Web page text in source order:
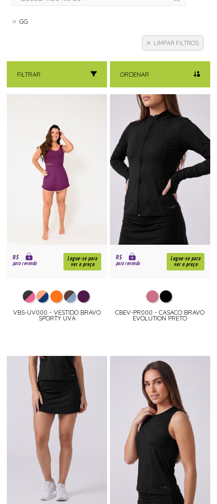
GG
LIMPAR FILTROS
FILTRAR ORDENAR
R$
para revenda
Logue-se para
ver o preço
VBS-UV000 - VESTIDO BRAVO
SPORTY UVA
R$
para revenda
Logue-se para
ver o preço
CBEV-PR000 - CASACO BRAVO
EVOLUTION PRETO